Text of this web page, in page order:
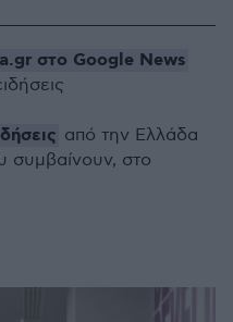
στο Google News
από την Ελλάδα
συμβαίνουν, στο